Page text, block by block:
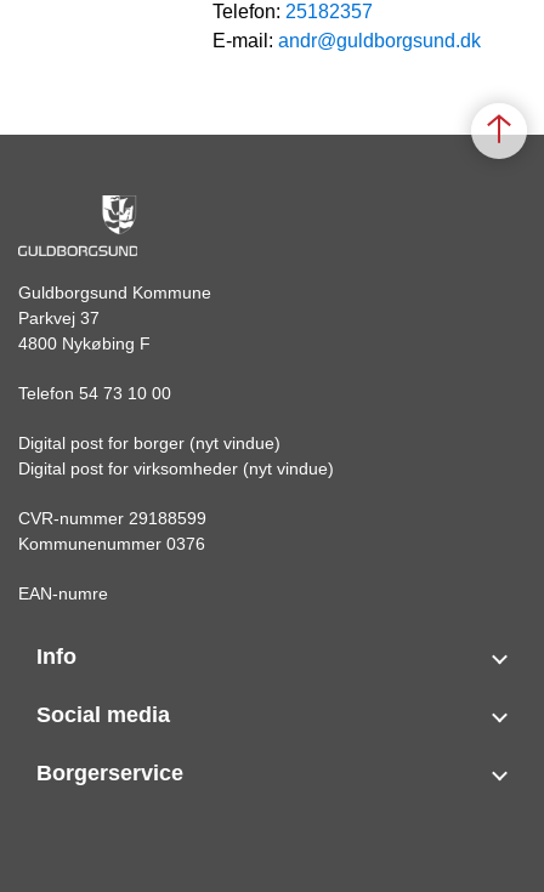
Telefon: 25182357
E-mail: andr@guldborgsund.dk
Guldborgsund Kommune
Parkvej 37
4800 Nykøbing F
Telefon 54 73 10 00
Digital post for borger (nyt vindue)
Digital post for virksomheder (nyt vindue)
CVR-nummer 29188599
Kommunenummer 0376
EAN-numre
Info
Social media
Borgerservice